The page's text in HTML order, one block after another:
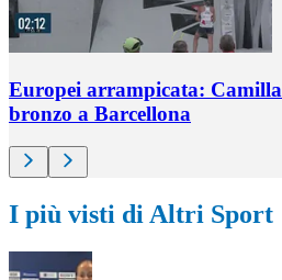
Europei arrampicata:
bronzo a Barcellona
I più visti di Altri Sport